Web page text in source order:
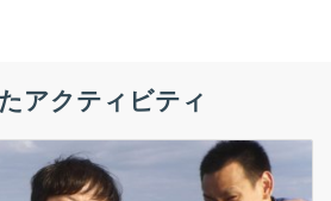
アクティビティ